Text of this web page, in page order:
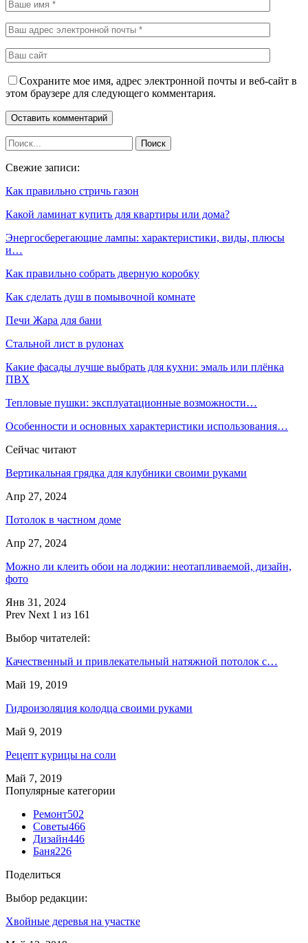
Сохраните мое имя, адрес электронной почты и веб-сайт в
этом браузере для следующего комментария.
Свежие записи:
Как правильно стричь газон
Какой ламинат купить для квартиры или дома?
Энергосберегающие лампы: характеристики, виды, плюсы
и…
Как правильно собрать дверную коробку
Как сделать душ в помывочной комнате
Печи Жара для бани
Стальной лист в рулонах
Какие фасады лучше выбрать для кухни: эмаль или плёнка
ПВХ
Тепловые пушки: эксплуатационные возможности…
Особенности и основных характеристики использования…
Сейчас читают
Вертикальная грядка для клубники своими руками
Апр 27, 2024
Потолок в частном доме
Апр 27, 2024
Можно ли клеить обои на лоджии: неотапливаемой, дизайн,
фото
Янв 31, 2024
Prev Next 1 из 161
Выбор читателей:
Качественный и привлекательный натяжной потолок с…
Май 19, 2019
Гидроизоляция колодца своими руками
Май 9, 2019
Рецепт курицы на соли
Май 7, 2019
Популярные категории
Ремонт502
Советы466
Дизайн446
Баня226
Поделиться
Выбор редакции:
Хвойные деревья на участке